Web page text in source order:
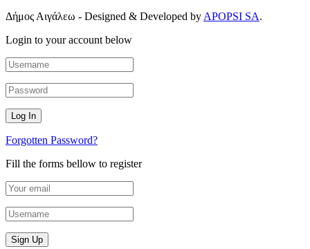
Δήμος Αιγάλεω - Designed & Developed by APOPSI SA.
Login to your account below
Forgotten Password?
Fill the forms bellow to register